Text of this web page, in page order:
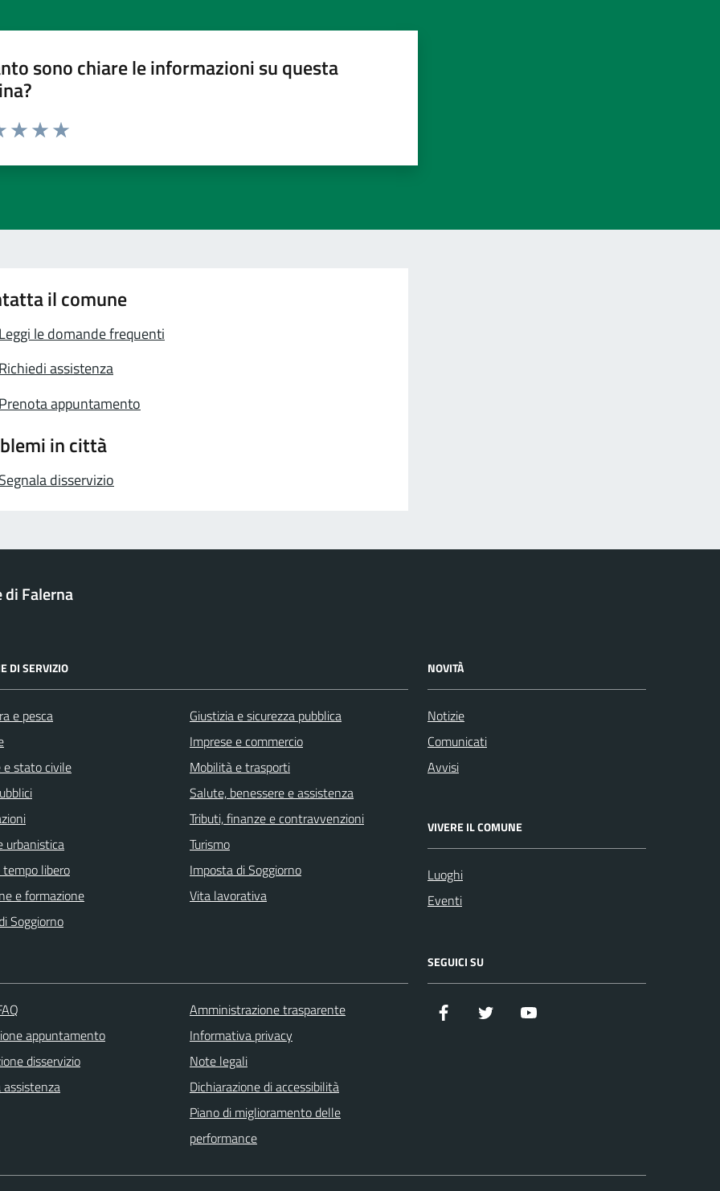
sono chiare le informazioni su questa
il comune
Leggi le domande frequenti
Richiedi assistenza
Prenota appuntamento
in città
Segnala disservizio
di Falerna
DI SERVIZIO
e pesca
e stato civile
urbanistica
libero
e formazione
Soggiorno
Giustizia e sicurezza pubblica
Imprese e commercio
Mobilità e trasporti
Salute, benessere e assistenza
Tributi, finanze e contravvenzioni
Turismo
Imposta di Soggiorno
Vita lavorativa
NOVITÀ
Notizie
Comunicati
Avvisi
VIVERE IL COMUNE
Luoghi
Eventi
appuntamento
disservizio
assistenza
Amministrazione trasparente
Informativa privacy
Note legali
Dichiarazione di accessibilità
Piano di miglioramento delle
performance
SEGUICI SU
Facebook Twitter